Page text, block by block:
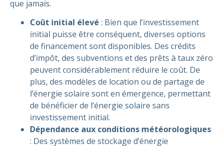
que jamais.
Coût initial élevé : Bien que l’investissement
initial puisse être conséquent, diverses options
de financement sont disponibles. Des crédits
d’impôt, des subventions et des prêts à taux zéro
peuvent considérablement réduire le coût. De
plus, des modèles de location ou de partage de
l’énergie solaire sont en émergence, permettant
de bénéficier de l’énergie solaire sans
investissement initial.
Dépendance aux conditions météorologiques
: Des systèmes de stockage d’énergie